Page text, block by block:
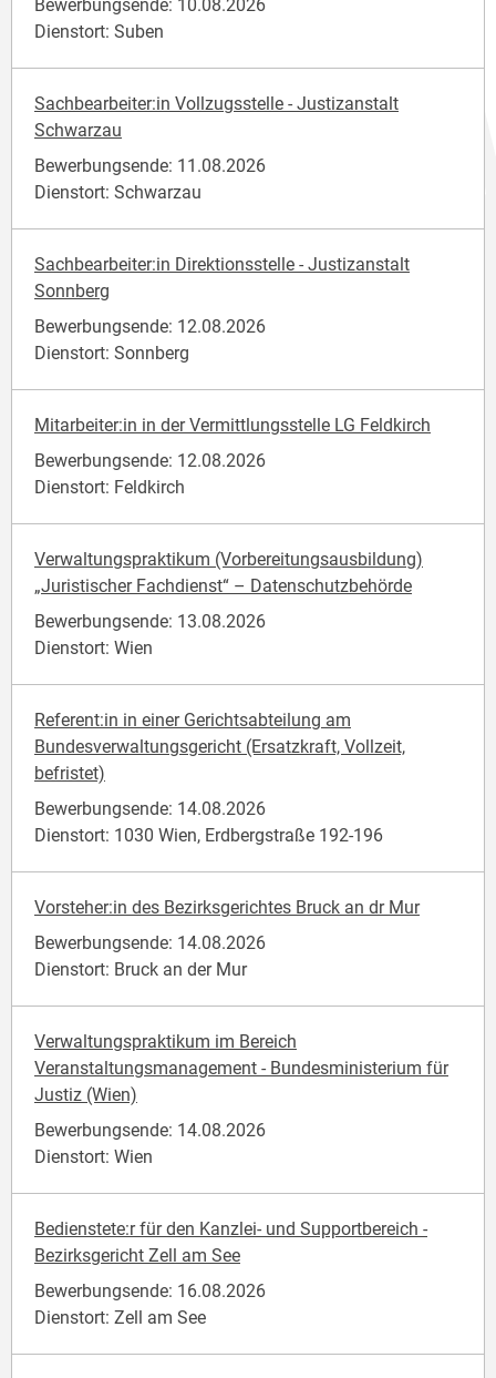
Bewerbungsende: 10.08.2026
Dienstort: Suben
Sachbearbeiter:in Vollzugsstelle - Justizanstalt
Schwarzau
Bewerbungsende: 11.08.2026
Dienstort: Schwarzau
Sachbearbeiter:in Direktionsstelle - Justizanstalt
Sonnberg
Bewerbungsende: 12.08.2026
Dienstort: Sonnberg
Mitarbeiter:in in der Vermittlungsstelle LG Feldkirch
Bewerbungsende: 12.08.2026
Dienstort: Feldkirch
Verwaltungspraktikum (Vorbereitungsausbildung)
„Juristischer Fachdienst“ – Datenschutzbehörde
Bewerbungsende: 13.08.2026
Dienstort: Wien
Referent:in in einer Gerichtsabteilung am
Bundesverwaltungsgericht (Ersatzkraft, Vollzeit,
befristet)
Bewerbungsende: 14.08.2026
Dienstort: 1030 Wien, Erdbergstraße 192-196
Vorsteher:in des Bezirksgerichtes Bruck an dr Mur
Bewerbungsende: 14.08.2026
Dienstort: Bruck an der Mur
Verwaltungspraktikum im Bereich
Veranstaltungsmanagement - Bundesministerium für
Justiz (Wien)
Bewerbungsende: 14.08.2026
Dienstort: Wien
Bedienstete:r für den Kanzlei- und Supportbereich -
Bezirksgericht Zell am See
Bewerbungsende: 16.08.2026
Dienstort: Zell am See